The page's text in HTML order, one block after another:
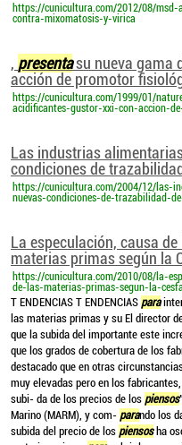
https://cunicultura.com/2012/08/
contra-mixomatosis-y-virica
, presentasu nueva gama
acción de promotor
https://cunicultura.com/1999/01/
acidificantes-gustor-xxi-con-accion-
Las industrias
condiciones de
https://cunicultura.com/2004/12/las-
nuevas-condiciones-de-trazabilidad-
La especulación, causa
materias primas según la
https://cunicultura.com/2010/08/la-
de-las-materias-primas-segun-la-
T ENDENCIAS T ENDENCIAS para
las materias primas y su El director
que la subida del importante este
que los grados de cobertura de los
destacado que en otras
muy elevadas pero en los
subi- da de los precios de los piensos
Marino (MARM), y com- parando los
subida del precio de los piensosha